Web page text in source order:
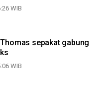
WIB
sepakat gabung
WIB